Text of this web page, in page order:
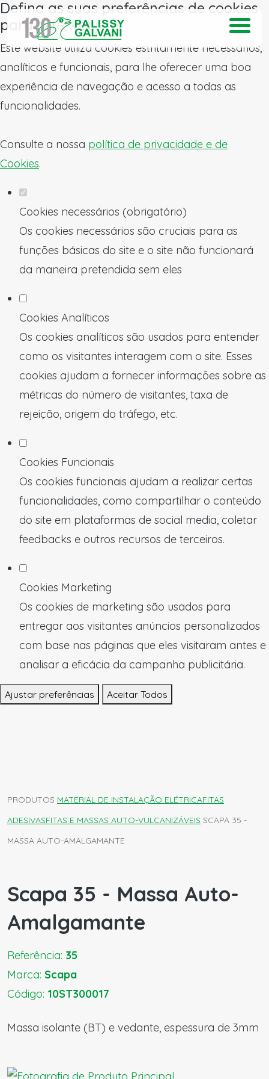
Defina as suas preferências de cookies
para este website.
Este website utiliza cookies estritamente necessários,
analíticos e funcionais, para lhe oferecer uma boa
experiência de navegação e acesso a todas as
funcionalidades.
Consulte a nossa política de privacidade e de
Cookies.
Cookies necessários (obrigatório)
Os cookies necessários são cruciais para as
funções básicas do site e o site não funcionará
da maneira pretendida sem eles
Cookies Analíticos
Os cookies analíticos são usados para entender
como os visitantes interagem com o site. Esses
cookies ajudam a fornecer informações sobre as
métricas do número de visitantes, taxa de
rejeição, origem do tráfego, etc.
Cookies Funcionais
Os cookies funcionais ajudam a realizar certas
funcionalidades, como compartilhar o conteúdo
do site em plataformas de social media, coletar
feedbacks e outros recursos de terceiros.
Cookies Marketing
Os cookies de marketing são usados para
entregar aos visitantes anúncios personalizados
com base nas páginas que eles visitaram antes e
analisar a eficácia da campanha publicitária.
Ajustar preferências Aceitar Todos
PRODUTOS MATERIAL DE INSTALAÇÃO ELÉTRICAFITAS
ADESIVASFITAS E MASSAS AUTO-VULCANIZÁVEIS SCAPA 35 -
MASSA AUTO-AMALGAMANTE
Scapa 35 - Massa Auto-
Amalgamante
Referência: 35
Marca: Scapa
Código: 10ST300017
Massa isolante (BT) e vedante, espessura de 3mm